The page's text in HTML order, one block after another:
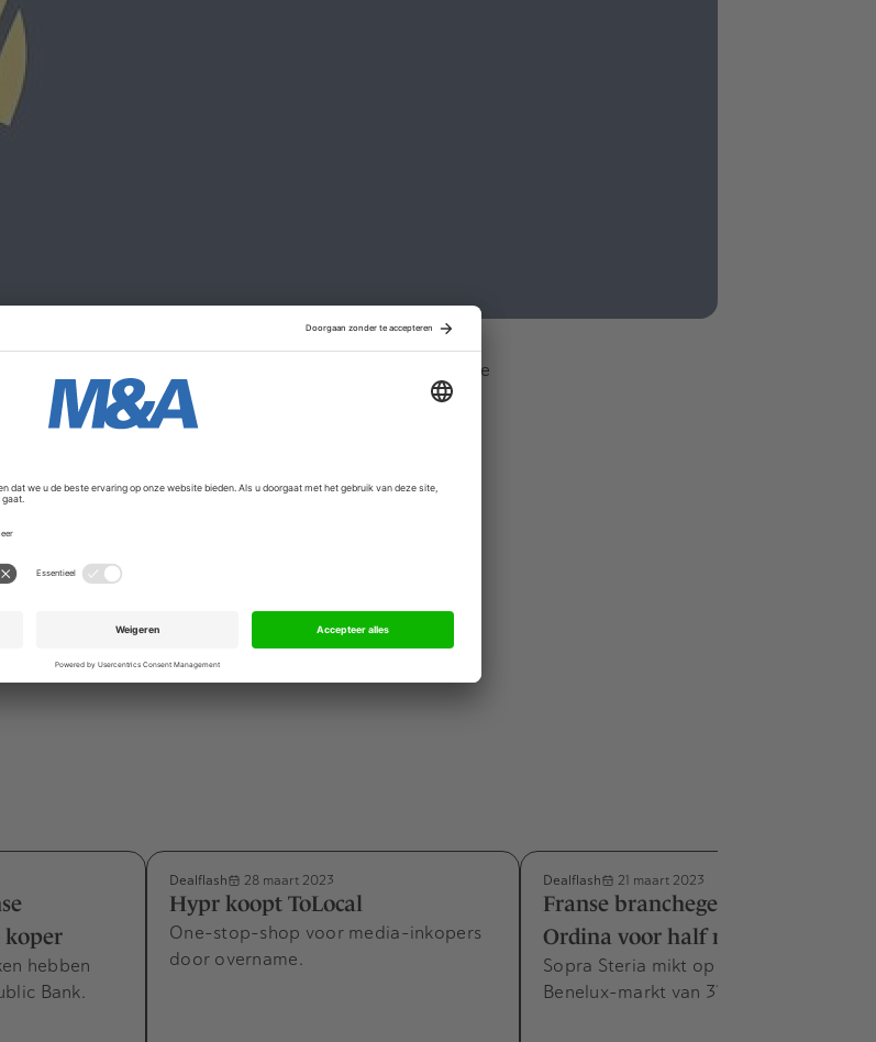
zijn eigen online bookingstool DeLokalePlanner. Door de
als de one-stop-shop voor media-inkopers.
adverteerders toegang tot 574 huis-aan-huisbladen en
en online advertenties in te boeken. Via de AdShop-
advertenties via bijvoorbeeld bannering inkopen.
aan-huisuitgevers om hun belangen op de landelijke
kunnen adverteerders en bureaus in één keer al hun
koper
hebben
Bank.
Dealflash 28 maart 2023
Hypr koopt ToLocal
One-stop-shop voor media-inkopers
door overname.
Dealflash 21 maart 2023
Franse branchegenoot koopt
Ordina voor half miljard
Sopra Steria mikt op de lucratieve
Benelux-markt van 31 miljard euro.